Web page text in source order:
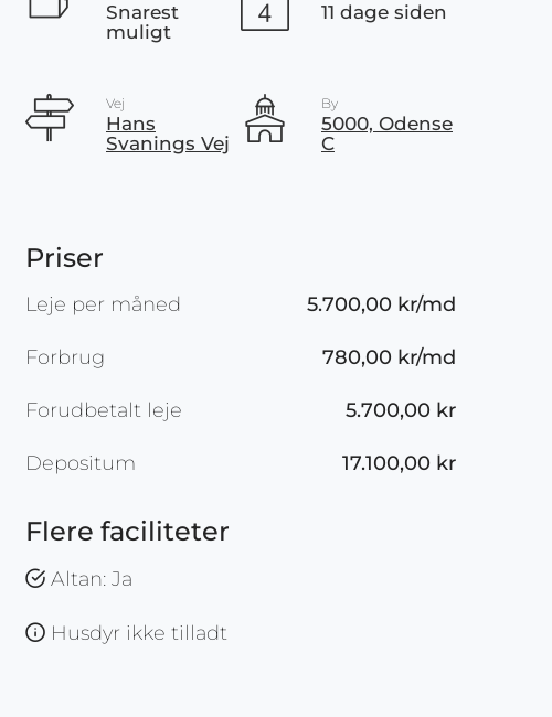
Snarest
muligt
11 dage siden
Vej
Hans
Svanings Vej
By
5000, Odense
C
Priser
Leje per måned 5.700,00 kr/md
Forbrug 780,00 kr/md
Forudbetalt leje 5.700,00 kr
Depositum 17.100,00 kr
Flere faciliteter
Altan: Ja
Husdyr ikke tilladt